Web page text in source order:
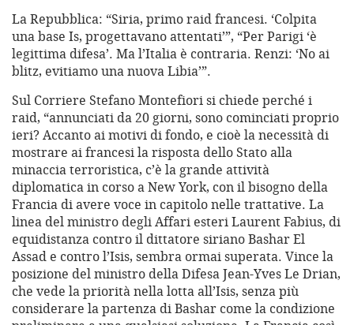
La Repubblica: “Siria, primo raid francesi. ‘Colpita
una base Is, progettavano attentati’”, “Per Parigi ‘è
legittima difesa’. Ma l’Italia è contraria. Renzi: ‘No ai
blitz, evitiamo una nuova Libia’”.
Sul Corriere Stefano Montefiori si chiede perché i
raid, “annunciati da 20 giorni, sono cominciati proprio
ieri? Accanto ai motivi di fondo, e cioè la necessità di
mostrare ai francesi la risposta dello Stato alla
minaccia terroristica, c’è la grande attività
diplomatica in corso a New York, con il bisogno della
Francia di avere voce in capitolo nelle trattative. La
linea del ministro degli Affari esteri Laurent Fabius, di
equidistanza contro il dittatore siriano Bashar El
Assad e contro l’Isis, sembra ormai superata. Vince la
posizione del ministro della Difesa Jean-Yves Le Drian,
che vede la priorità nella lotta all’Isis, senza più
considerare la partenza di Bashar come la condizione